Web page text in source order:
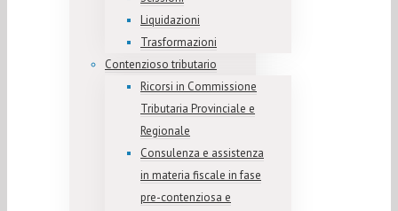
Liquidazioni
Trasformazioni
Contenzioso tributario
Ricorsi in Commissione
Tributaria Provinciale e
Regionale
Consulenza e assistenza
in materia fiscale in fase
pre-contenziosa e